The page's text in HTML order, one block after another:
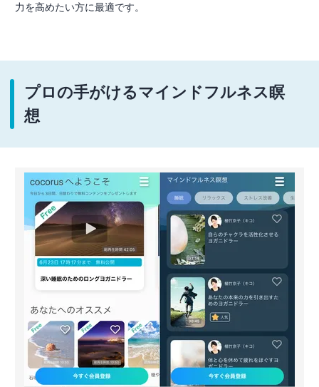
力を高めたい方に最適です。
プロの手がけるマインドフルネス瞑
想